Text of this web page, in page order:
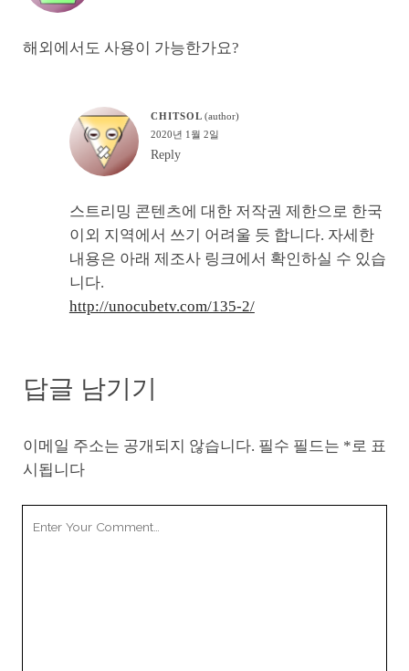
해외에서도 사용이 가능한가요?
CHITSOL
2020년 1월 2일
Reply
스트리밍 콘텐츠에 대한 저작권 제한으로 한국
이외 지역에서 쓰기 어려울 듯 합니다. 자세한
내용은 아래 제조사 링크에서 확인하실 수 있습
니다.
http://unocubetv.com/135-2/
답글 남기기
이메일 주소는 공개되지 않습니다. 필수 필드는 *로 표
시됩니다